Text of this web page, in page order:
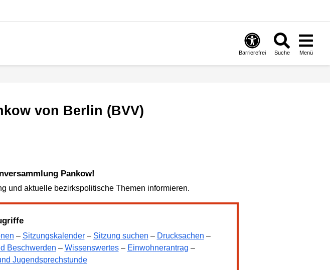
Barrierefrei Suche Menü
von Berlin (BVV)
Pankow!
und aktuelle bezirkspolitische Themen informieren.
– Sitzungskalender– Sitzung suchen – Drucksachen –
Beschwerden – Wissenswertes– Einwohnerantrag –
Jugendsprechstunde